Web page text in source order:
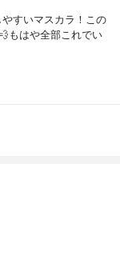
すいマスカラ！この
もはや全部これでい